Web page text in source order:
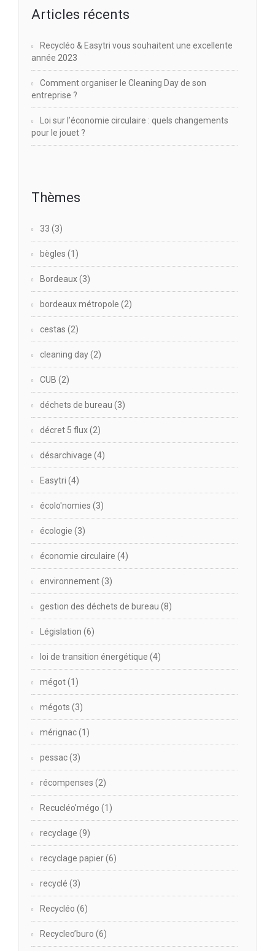
Articles récents
Recycléo & Easytri vous souhaitent une excellente
année 2023
Comment organiser le Cleaning Day de son
entreprise ?
Loi sur l’économie circulaire : quels changements
pour le jouet ?
Thèmes
33 (3)
bègles (1)
Bordeaux(3)
bordeaux métropole (2)
cestas (2)
cleaning day(2)
CUB (2)
déchets de bureau (3)
décret 5 flux(2)
désarchivage (4)
Easytri (4)
écolo'nomies (3)
écologie (3)
économie circulaire (4)
environnement(3)
gestion des déchets de bureau (8)
Législation (6)
loi de transition énergétique (4)
mégot(1)
mégots (3)
mérignac(1)
pessac(3)
récompenses (2)
Recucléo'mégo (1)
recyclage (9)
recyclage papier(6)
recyclé (3)
Recycléo (6)
Recycleo’buro (6)